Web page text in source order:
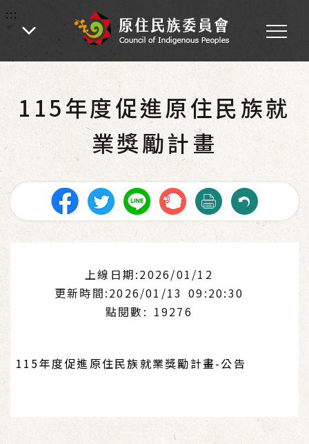
:::
:::
首頁 業務專區 - 各處業務 - 社會福利
-
就業服務
115年度促進原住民族就
業獎勵計畫
上線日期:2026/01/12
更新時間:2026/01/13 09:20:30
點閱數: 19276
115年度促進原住民族就業獎勵計畫-公告